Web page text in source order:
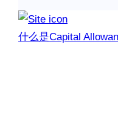
什么是Capital